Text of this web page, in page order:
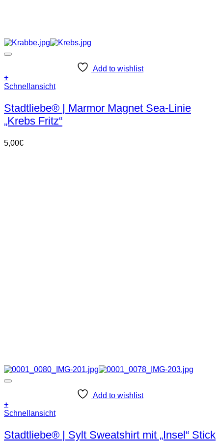
Add to wishlist
+
Schnellansicht
Stadtliebe® | Marmor Magnet Sea-Linie
„Krebs Fritz“
5,00€
Add to wishlist
+
Dieses
weist
mehrere
Schnellansicht
Stadtliebe® | Sylt Sweatshirt mit „Insel“ Stick